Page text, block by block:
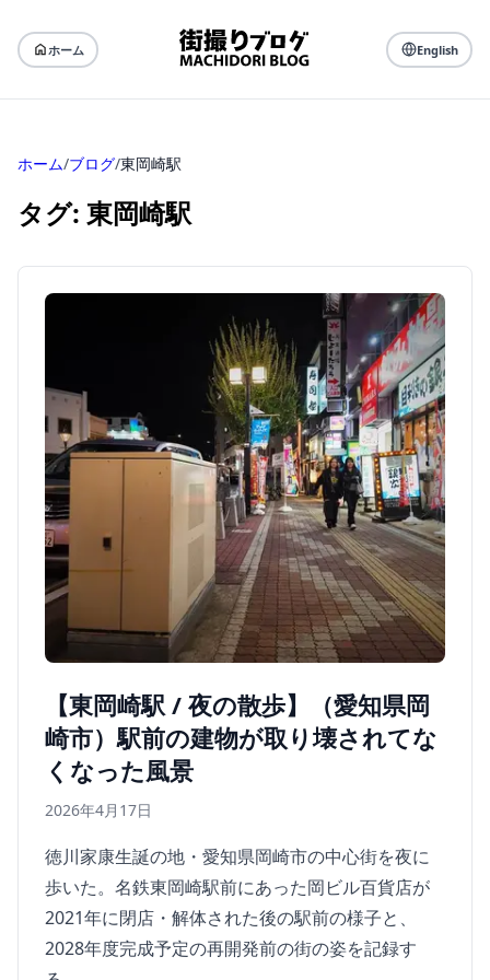
ホーム English
ホーム/ブログ/東岡崎駅
タグ: 東岡崎駅
【東岡崎駅 / 夜の散歩】（愛知県岡
崎市）駅前の建物が取り壊されてな
くなった風景
2026年4月17日
徳川家康生誕の地・愛知県岡崎市の中心街を夜に
歩いた。名鉄東岡崎駅前にあった岡ビル百貨店が
2021年に閉店・解体された後の駅前の様子と、
2028年度完成予定の再開発前の街の姿を記録す